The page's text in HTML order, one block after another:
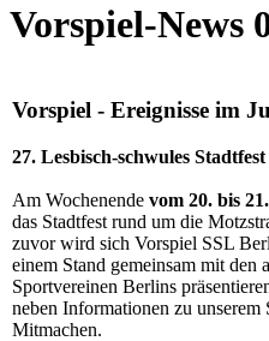
Vorspiel-News
Vorspiel - Ereignisse im
27. Lesbisch-schwules Stadtfest
Am Wochenende vom 20. bis
das Stadtfest rund um die
zuvor wird sich Vorspiel SSL
einem Stand gemeinsam mit den
Sportvereinen Berlins
neben Informationen zu
Mitmachen.